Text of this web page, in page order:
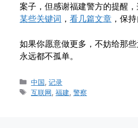
案子，但感谢福建警方的提醒
某些关键词 ， 看几篇文章 ，保
如果你愿意做更多，不妨给那
永远都不孤单。
Categories
中国,记录
Tags
互联网,福建,警察